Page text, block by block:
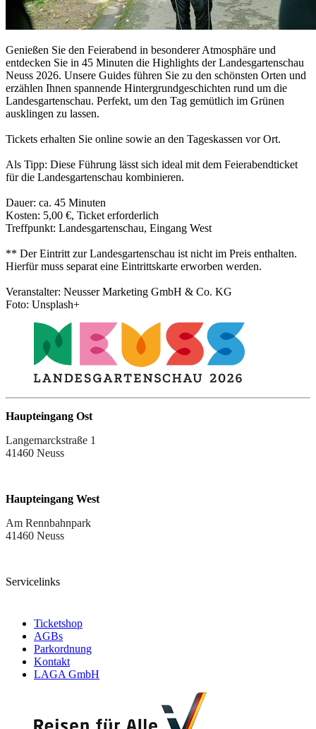
Genießen Sie den Feierabend in besonderer Atmosphäre und
entdecken Sie in 45 Minuten die Highlights der Landesgartenschau
Neuss 2026. Unsere Guides führen Sie zu den schönsten Orten und
erzählen Ihnen spannende Hintergrundgeschichten rund um die
Landesgartenschau. Perfekt, um den Tag gemütlich im Grünen
ausklingen zu lassen.
Tickets erhalten Sie online sowie an den Tageskassen vor Ort.
Als Tipp: Diese Führung lässt sich ideal mit dem Feierabendticket
für die Landesgartenschau kombinieren.
Dauer: ca. 45 Minuten
Kosten: 5,00 €, Ticket erforderlich
Treffpunkt: Landesgartenschau, Eingang West
** Der Eintritt zur Landesgartenschau ist nicht im Preis enthalten.
Hierfür muss separat eine Eintrittskarte erworben werden.
Veranstalter: Neusser Marketing GmbH & Co. KG
Foto: Unsplash+
Haupteingang Ost
Langemarckstraße 1
41460 Neuss
Haupteingang West
Am Rennbahnpark
41460 Neuss
Servicelinks
Ticketshop
AGBs
Parkordnung
Kontakt
LAGA GmbH